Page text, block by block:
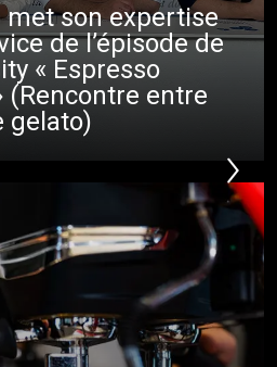
met son expertise
de l’épisode de
« Espresso
(Rencontre entre
gelato)